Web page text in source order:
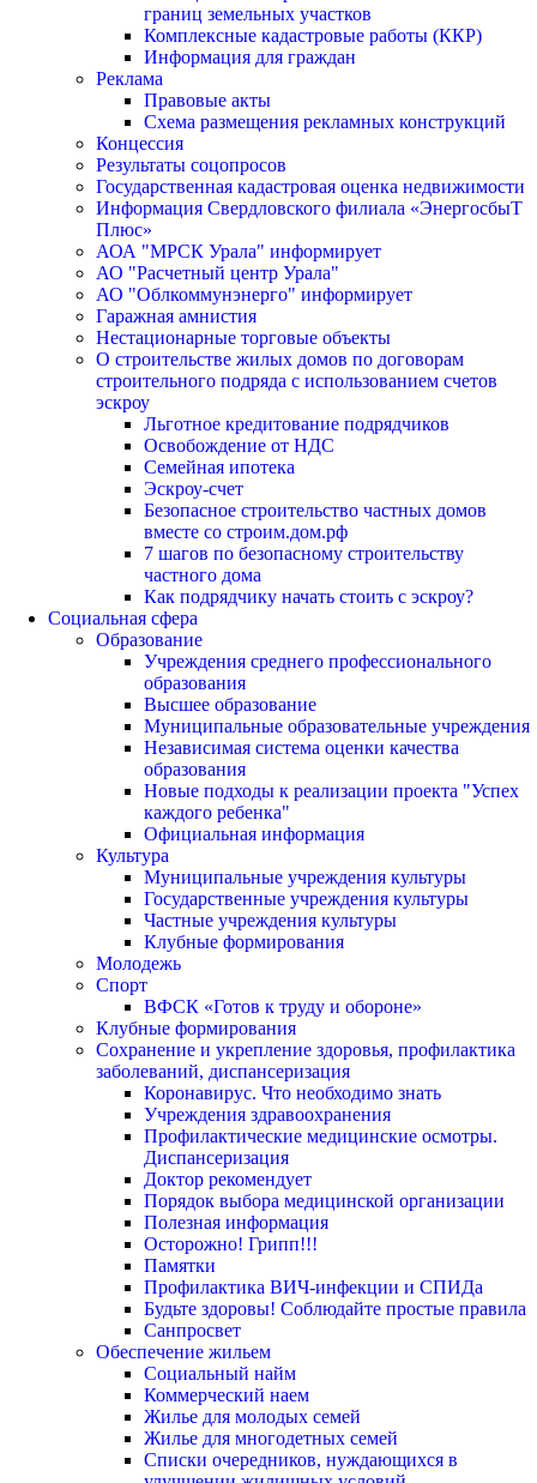
границ земельных участков
Комплексные кадастровые работы (ККР)
Информация для граждан
Реклама
Правовые акты
Схема размещения рекламных конструкций
Концессия
Результаты соцопросов
Государственная кадастровая оценка недвижимости
Информация Свердловского филиала «ЭнергосбыТ
Плюс»
АОА "МРСК Урала" информирует
АО "Расчетный центр Урала"
АО "Облкоммунэнерго" информирует
Гаражная амнистия
Нестационарные торговые объекты
О строительстве жилых домов по договорам
строительного подряда с использованием счетов
эскроу
Льготное кредитование подрядчиков
Освобождение от НДС
Семейная ипотека
Эскроу-счет
Безопасное строительство частных домов
вместе со строим.дом.рф
7 шагов по безопасному строительству
частного дома
Как подрядчику начать стоить с эскроу?
Социальная сфера
Образование
Учреждения среднего профессионального
образования
Высшее образование
Муниципальные образовательные учреждения
Независимая система оценки качества
образования
Новые подходы к реализации проекта "Успех
каждого ребенка"
Официальная информация
Культура
Муниципальные учреждения культуры
Государственные учреждения культуры
Частные учреждения культуры
Клубные формирования
Молодежь
Спорт
ВФСК «Готов к труду и обороне»
Клубные формирования
Сохранение и укрепление здоровья, профилактика
заболеваний, диспансеризация
Коронавирус. Что необходимо знать
Учреждения здравоохранения
Профилактические медицинские осмотры.
Диспансеризация
Доктор рекомендует
Порядок выбора медицинской организации
Полезная информация
Осторожно! Грипп!!!
Памятки
Профилактика ВИЧ-инфекции и СПИДа
Будьте здоровы! Соблюдайте простые правила
Санпросвет
Обеспечение жильем
Социальный найм
Коммерческий наем
Жилье для молодых семей
Жилье для многодетных семей
Списки очередников, нуждающихся в